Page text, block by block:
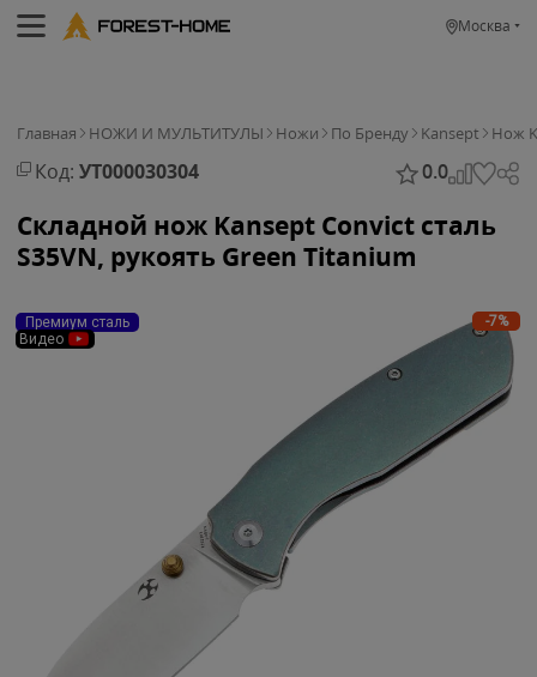
Москва
Главная НОЖИ И МУЛЬТИТУЛЫ Ножи По Бренду Kansept Нож
Код: УТ000030304 0.0
Складной нож Kansept Convict сталь
S35VN, рукоять Green Titanium
-7%
Премиум сталь
Видео